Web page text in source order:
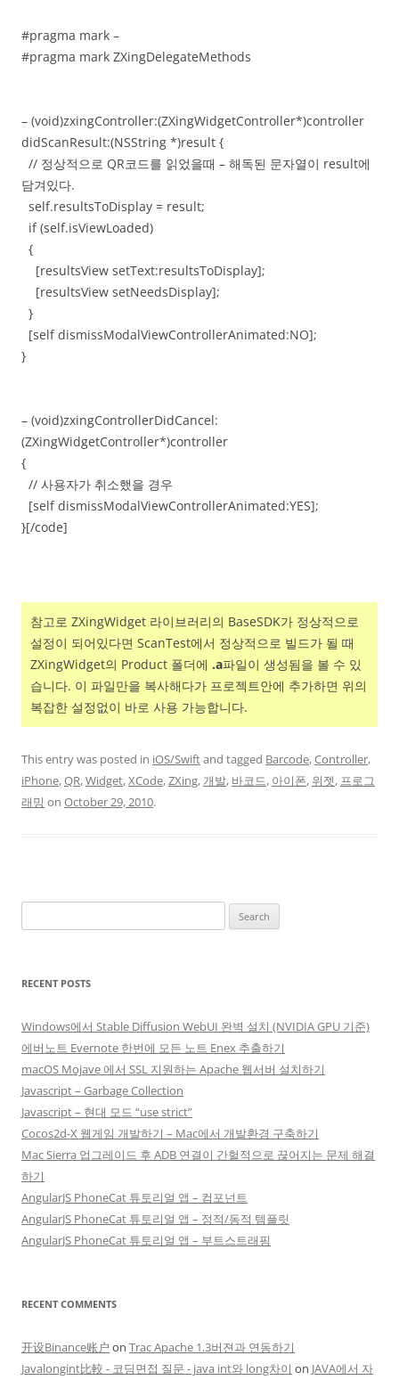
#pragma mark –
#pragma mark ZXingDelegateMethods
– (void)zxingController:(ZXingWidgetController*)controller
didScanResult:(NSString *)result {
// 정상적으로 QR코드를 읽었을때 – 해독된 문자열이 result에
담겨있다.
self.resultsToDisplay = result;
if (self.isViewLoaded)
{
[resultsView setText:resultsToDisplay];
[resultsView setNeedsDisplay];
}
[self dismissModalViewControllerAnimated:NO];
}
– (void)zxingControllerDidCancel:
(ZXingWidgetController*)controller
{
// 사용자가 취소했을 경우
[self dismissModalViewControllerAnimated:YES];
}[/code]
참고로 ZXingWidget 라이브러리의 BaseSDK가 정상적으로
설정이 되어있다면 ScanTest에서 정상적으로 빌드가 될 때
ZXingWidget의 Product 폴더에 .a파일이 생성됨을 볼 수 있
습니다. 이 파일만을 복사해다가 프로젝트안에 추가하면 위의
복잡한 설정없이 바로 사용 가능합니다.
This entry was posted in iOS/Swiftand tagged Barcode,Controller,
iPhone,QR,Widget,XCode,ZXing, 개발, 바코드, 아이폰, 위젯, 프로그
래밍 on October 29, 2010.
for:
RECENT POSTS
Windows에서 Stable Diffusion WebUI 완벽 설치 (NVIDIA GPU 기준)
에버노트 Evernote 한번에 모든 노트 Enex 추출하기
macOS Mojave 에서 SSL 지원하는 Apache 웹서버 설치하기
Javascript – Garbage Collection
Javascript – 현대 모드 “use strict”
Cocos2d-X 웹게임 개발하기 – Mac에서 개발환경 구축하기
Mac Sierra 업그레이드 후 ADB 연결이 간헐적으로 끊어지는 문제 해결
하기
AngularJS PhoneCat 튜토리얼 앱 – 컴포넌트
AngularJS PhoneCat 튜토리얼 앱 – 정적/동적 템플릿
AngularJS PhoneCat 튜토리얼 앱 – 부트스트래핑
RECENT COMMENTS
开设Binance账户 on Trac Apache 1.3버젼과 연동하기
Javalongint比較 - 코딩면접 질문 - java int와 long차이 on JAVA에서 자